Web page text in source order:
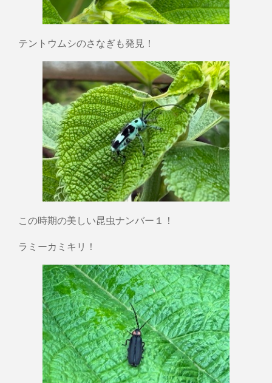
テントウムシのさなぎも発見！
この時期の美しい昆虫ナンバー１！
ラミーカミキリ！